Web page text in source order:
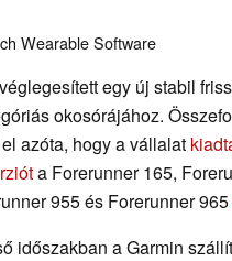
WearableSoftware
egy új stabil
okosórájához.
azóta, hogy a vállalat
a Forerunner 165,
955 és Forerunner 965
időszakban a Garmin